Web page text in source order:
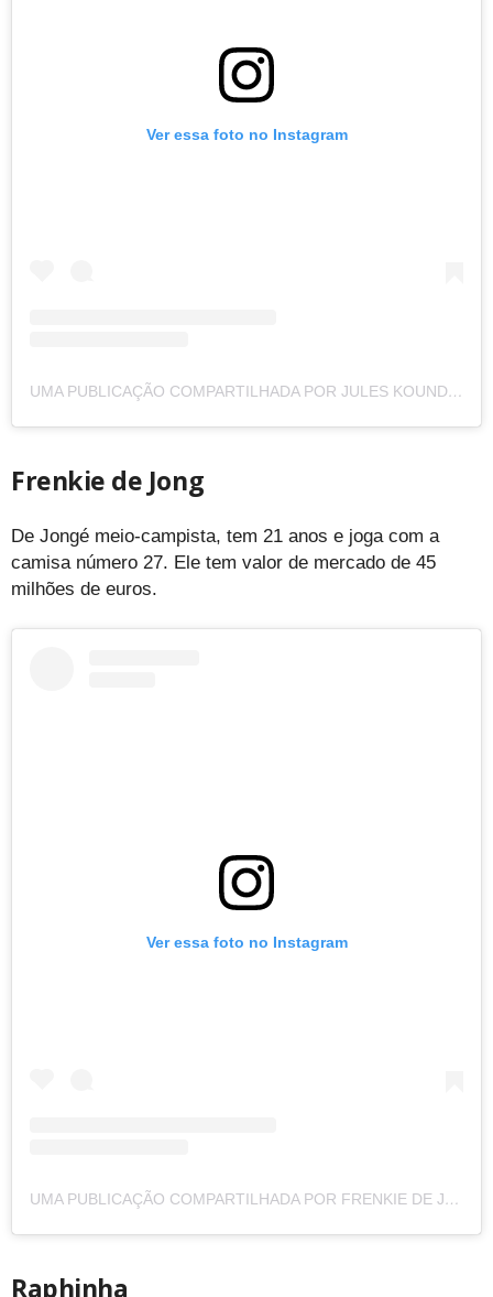
Ver essa foto no Instagram
UMA PUBLICAÇÃO COMPARTILHADA POR JULES KOUNDE (@JKEEY4)
Frenkie de Jong
De Jongé meio-campista, tem 21 anos e joga com a
camisa número 27. Ele tem valor de mercado de 45
milhões de euros.
Ver essa foto no Instagram
UMA PUBLICAÇÃO COMPARTILHADA POR FRENKIE DE JONG (@FRENKIEDEJONG)
Raphinha